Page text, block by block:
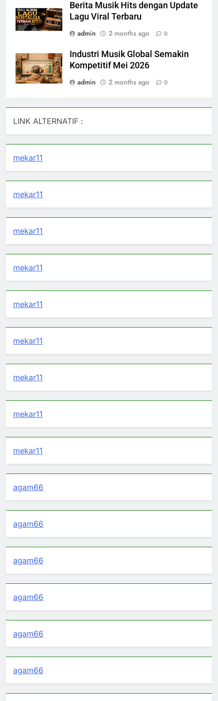
Berita Musik Hits dengan Update
Lagu Viral Terbaru
admin
2 months ago 0
Industri Musik Global Semakin
Kompetitif Mei 2026
admin
2 months ago 0
LINK ALTERNATIF :
mekar11
mekar11
mekar11
mekar11
mekar11
mekar11
mekar11
mekar11
mekar11
agam66
agam66
agam66
agam66
agam66
agam66